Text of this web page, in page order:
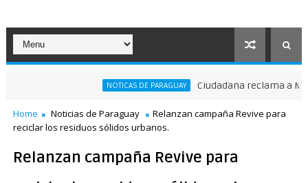
NOTICAS DE PARAGUAY Ciudadana reclama a
Home Noticias de Paraguay
Relanzan campaña Revive para
reciclar los residuos sólidos urbanos.
Relanzan campaña Revive para